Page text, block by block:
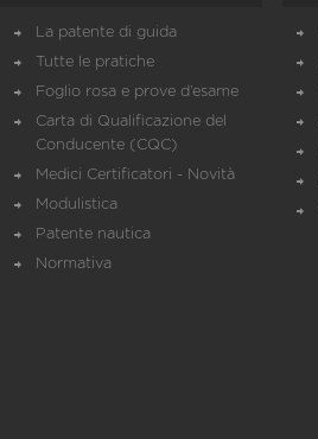
La patente di guida
Tutte le pratiche
Foglio rosa e prove d’esame
Carta di Qualificazione del
Conducente (CQC)
Medici Certificatori - Novità
Modulistica
Patente nautica
Normativa